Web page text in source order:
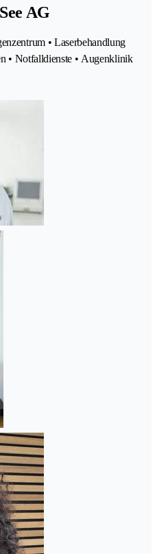
AG
• Laserbehandlung
• Notfalldienste • Augenklinik